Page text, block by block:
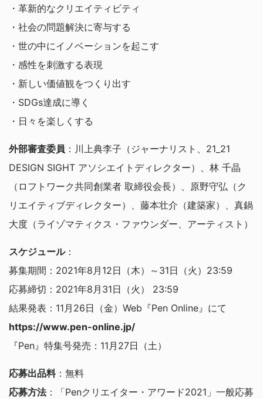
・革新的なクリエイティビティ
・社会の問題解決に寄与する
・世の中にイノベーションを起こす
・感性を刺激する表現
・新しい価値観をつくり出す
・SDGs達成に導く
・日々を楽しくする
外部審査委員 ：川上典李子（ジャーナリスト、21_21
DESIGN SIGHT アソシエイトディレクター）、林 千晶
（ロフトワーク共同創業者 取締役会長）、原野守弘（ク
リエイティブディレクター）、藤本壮介（建築家）、真鍋
大度（ライゾマティクス・ファウンダー、アーティスト）
スケジュール：
募集期間：2021年8月12日（木）～31日（火）23:59
応募締切：2021年8月31日（火） 23:59
結果発表：11月26日（金）Web『Pen Online』にて
https://www.pen-online.jp/
『Pen』特集号発売：11月27日（土）
応募出品料：無料
応募方法：「Penクリエイター・アワード2021」一般応募